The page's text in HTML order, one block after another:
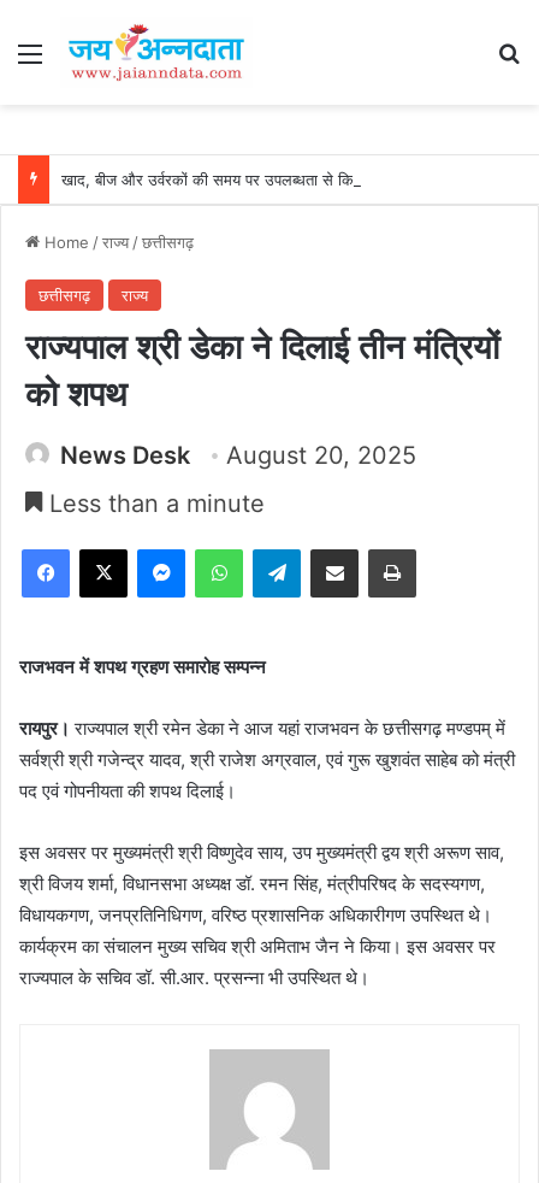
Menu
Home /राज्य/छत्तीसगढ़
छत्तीसगढ़ राज्य
राज्यपाल श्री डेका ने दिलाई तीन मंत्रियों
को शपथ
News Desk
August 20, 2025
Less than a minute
Facebook
X MessengerWhatsAppTelegramShare via Email Print
राजभवन में शपथ ग्रहण समारोह सम्पन्न
रायपुर। राज्यपाल श्री रमेन डेका ने आज यहां राजभवन के छत्तीसगढ़ मण्डपम् में
सर्वश्री श्री गजेन्द्र यादव, श्री राजेश अग्रवाल, एवं गुरू खुशवंत साहेब को मंत्री
पद एवं गोपनीयता की शपथ दिलाई।
इस अवसर पर मुख्यमंत्री श्री विष्णुदेव साय, उप मुख्यमंत्री द्वय श्री अरूण साव,
श्री विजय शर्मा, विधानसभा अध्यक्ष डॉ. रमन सिंह, मंत्रीपरिषद के सदस्यगण,
विधायकगण, जनप्रतिनिधिगण, वरिष्ठ प्रशासनिक अधिकारीगण उपस्थित थे।
कार्यक्रम का संचालन मुख्य सचिव श्री अमिताभ जैन ने किया। इस अवसर पर
राज्यपाल के सचिव डॉ. सी.आर. प्रसन्ना भी उपस्थित थे।